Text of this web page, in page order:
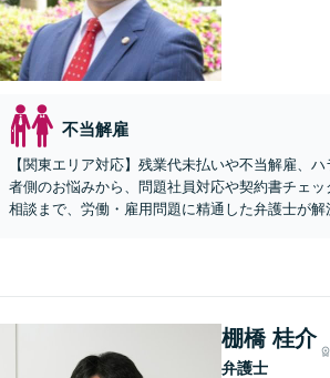
不当解雇
【関東エリア対応】残業代未払いや不当解雇、
者側のお悩みから、問題社員対応や契約書チェ
相談まで、労働・雇用問題に精通した弁護士が
棚橋 桂介
弁護士